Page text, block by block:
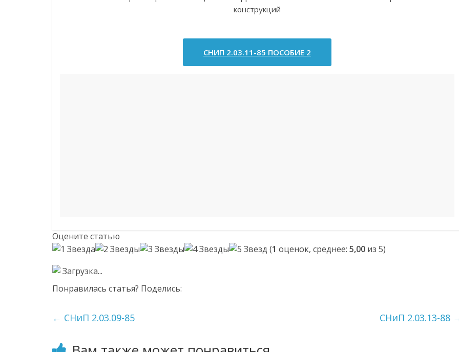
конструкций
СНИП 2.03.11-85 ПОСОБИЕ 2
Оцените статью
(1 оценок, среднее: 5,00 из 5)
Загрузка...
Понравилась статья? Поделись:
← СНиП 2.03.09-85 СНиП 2.03.13-88